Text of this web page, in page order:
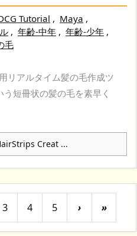
Tutorial , Maya ,
, 年齢-中年 , 年齢-少年 ,
毛
アルタイム髪の毛作成ツ
短冊状の髪の毛を素早く
Creat ...
3 4 5 › »